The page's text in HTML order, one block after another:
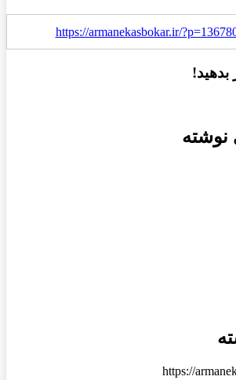
https://armanekasbokar.ir/
بدهید!
نوشته
https://